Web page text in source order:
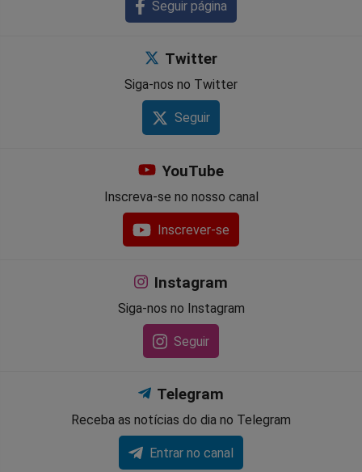
Seguir página
Twitter
Siga-nos no Twitter
Seguir
YouTube
Inscreva-se no nosso canal
Inscrever-se
Instagram
Siga-nos no Instagram
Seguir
Telegram
Receba as notícias do dia no Telegram
Entrar no canal